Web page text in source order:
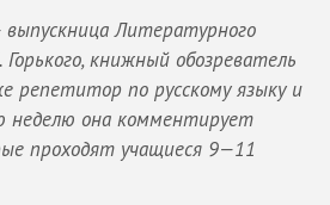
выпускница Литературного
книжный обозреватель
репетитор по русскому языку и
неделю она комментирует
проходят учащиеся 9—11